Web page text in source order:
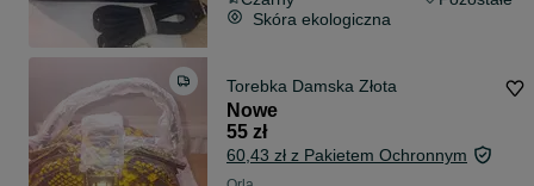
Skóra ekologiczna
Torebka Damska Złota
Nowe
55 zł
60,43 zł z Pakietem Ochronnym